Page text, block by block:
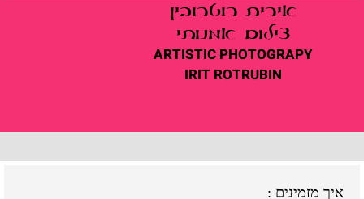
אירית רוטרובין
צילום אמנותי
ARTISTIC PHOTOGRAPY
IRIT ROTRUBIN
איך מזמינים :